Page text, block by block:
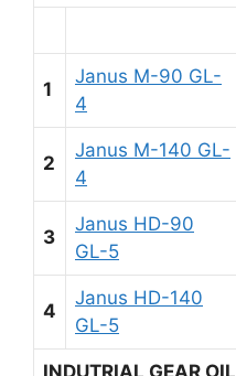
1
Janus M-90 GL-
4
2
Janus M-140 GL-
4
3
Janus HD-90
GL-5
4
Janus HD-140
GL-5
INDUTRIAL GEAR OIL